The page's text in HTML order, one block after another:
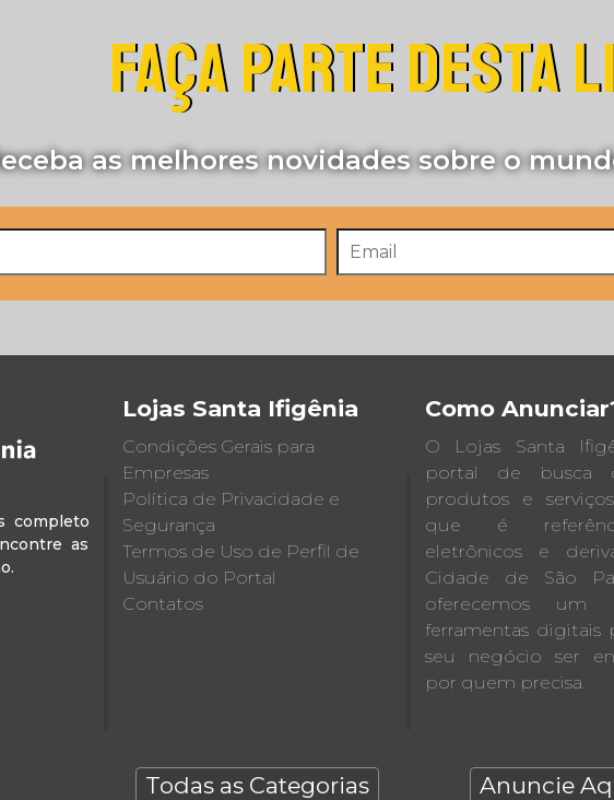
FAÇA PARTE DESTA
as melhores novidades sobre o
completo
as
Lojas Santa Ifigênia
Condições Gerais para
Empresas
Política de Privacidade e
Segurança
Termos de Uso de Perfil de
Usuário do Portal
Contatos
Todas as Categorias
Como
O Lojas Santa
portal de busca
produtos e
que é
eletrônicos e
Cidade de São
oferecemos
ferramentas digitais
seu negócio ser
por quem precisa.
Anuncie